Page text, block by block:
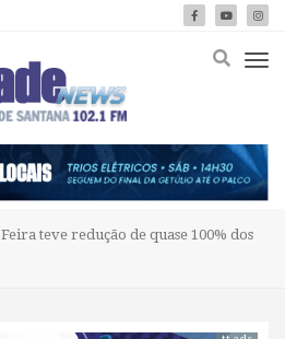
Feira teve redução de quase 100% dos